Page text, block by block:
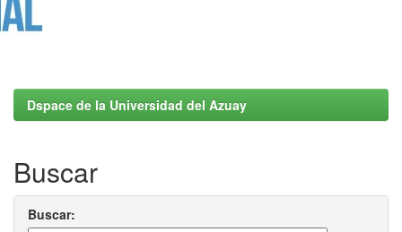
Dspace de la Universidad del Azuay
Buscar
Buscar: